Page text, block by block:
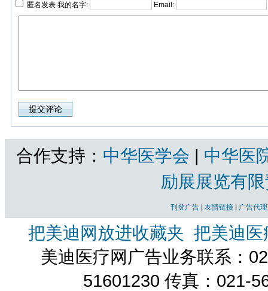
匿名发表 我的名字: Email:
合作支持： 中华医学会 | 中华医
励展展览有
刊登广告 友情链接 广告代
把美迪网放进收藏夹 把美迪
美迪医疗网广告业务联系：
51601230 传真：021-